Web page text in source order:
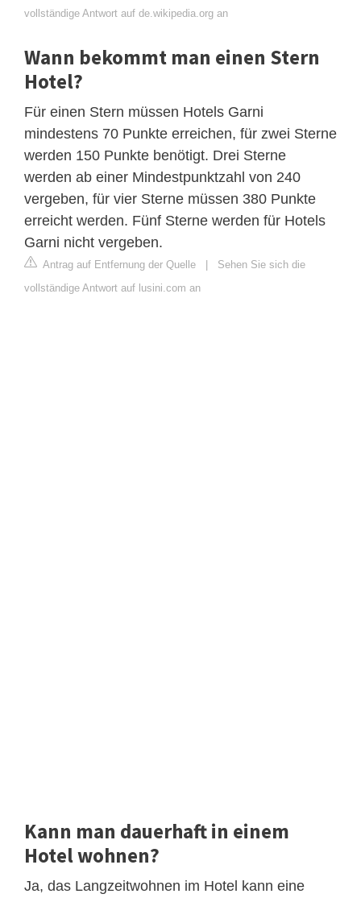
vollständige Antwort auf de.wikipedia.org an
Wann bekommt man einen Stern
Hotel?
Für einen Stern müssen Hotels Garni
mindestens 70 Punkte erreichen, für zwei Sterne
werden 150 Punkte benötigt. Drei Sterne
werden ab einer Mindestpunktzahl von 240
vergeben, für vier Sterne müssen 380 Punkte
erreicht werden. Fünf Sterne werden für Hotels
Garni nicht vergeben.
Antrag auf Entfernung der Quelle | Sehen Sie sich die
vollständige Antwort auf lusini.com an
Kann man dauerhaft in einem
Hotel wohnen?
Ja, das Langzeitwohnen im Hotel kann eine